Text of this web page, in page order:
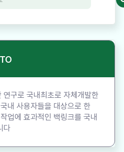
구로 국내최초로 자체개발한
내 사용자들을 대상으로 한
업에 효과적인 백링크를 국내
다